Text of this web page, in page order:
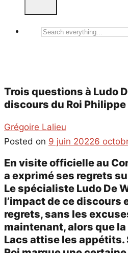
Search
Trois questions à Ludo
discours du Roi Philippe
Grégoire Lalieu
Posted on 9 juin 20226
En visite officielle au
a exprimé ses regrets
Le spécialiste Ludo De
l’impact de ce discours
regrets, sans les
maintenant, alors que
Lacs attise les appétits.